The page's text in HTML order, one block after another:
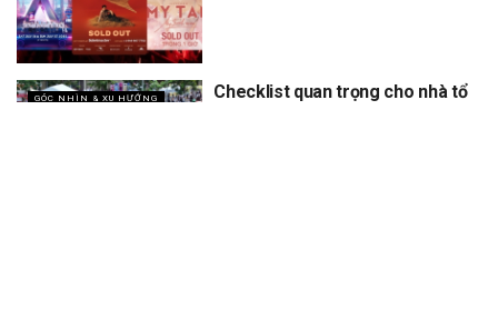
GÓC NHÌN & XU HƯỚNG
Checklist quan trọng cho nhà tổ